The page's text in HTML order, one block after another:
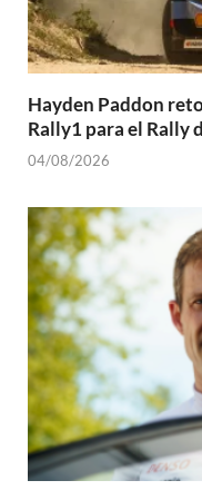
Hayden Paddon
Rally1 para el Rally
04/08/2026